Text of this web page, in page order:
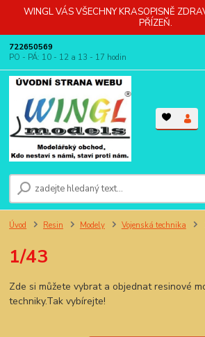
WINGL VÁS VŠECHNY KRASOPISNĚ
PŘÍZEŇ.
722650569
PO - PÁ: 10 - 12 a 13 - 17 hodin
Úvod Resin Modely Vojenská technika
1/43
Zde si můžete vybrat a objednat resinové
techniky.Tak vybírejte!